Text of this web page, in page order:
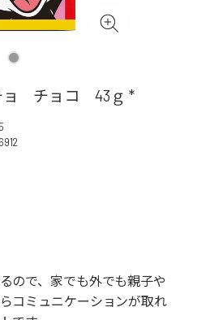
ョ チョコ 43ｇ *
ので、家でも外でも親子や
コミュニケーションが取れ